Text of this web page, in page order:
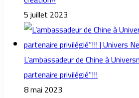
5 juillet 2023
L’ambassadeur de Chine à
partenaire privilégié”!!!
8 mai 2023